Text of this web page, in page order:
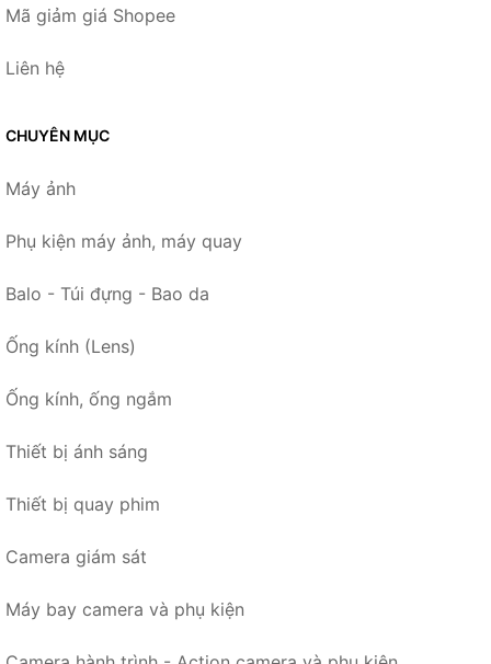
Mã giảm giá Shopee
Liên hệ
CHUYÊN MỤC
Máy ảnh
Phụ kiện máy ảnh, máy quay
Balo - Túi đựng - Bao da
Ống kính (Lens)
Ống kính, ống ngắm
Thiết bị ánh sáng
Thiết bị quay phim
Camera giám sát
Máy bay camera và phụ kiện